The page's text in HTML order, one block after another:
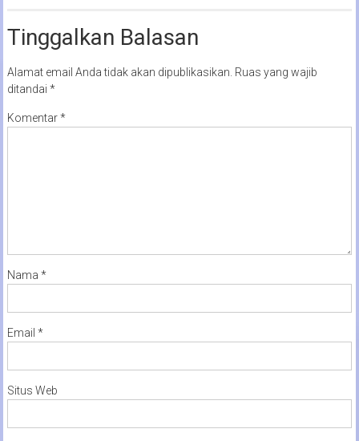
Tinggalkan Balasan
Alamat email Anda tidak akan dipublikasikan. Ruas yang wajib
ditandai *
Komentar*
Nama *
Email *
Situs Web